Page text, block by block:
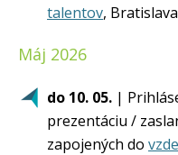
talentov,
Máj 2026
do 10. 05. |
prezentáciu /
zapojených do